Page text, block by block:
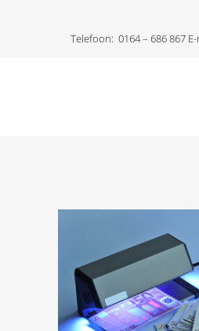
Telefoon: 0164 – 686 867